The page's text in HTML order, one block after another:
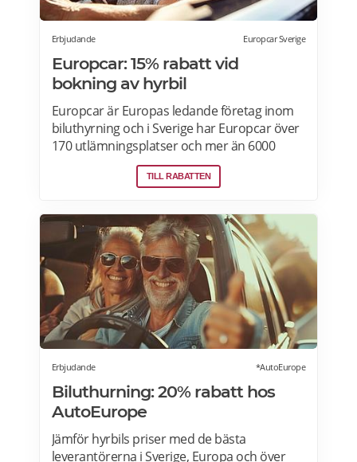
Erbjudande Europcar Sverige
Europcar: 15% rabatt vid
bokning av hyrbil
Europcar är Europas ledande företag inom
biluthyrning och i Sverige har Europcar över
170 utlämningsplatser och mer än 6000
bilar. Ta del av våra aktuella erbjudanden
och läs mer om pensionärsrabatter hos
TILL RABATTEN
Erbjudande *AutoEurope
Biluthurning: 20% rabatt hos
AutoEurope
Jämför hyrbils priser med de bästa
leverantörerna i Sverige, Europa och över